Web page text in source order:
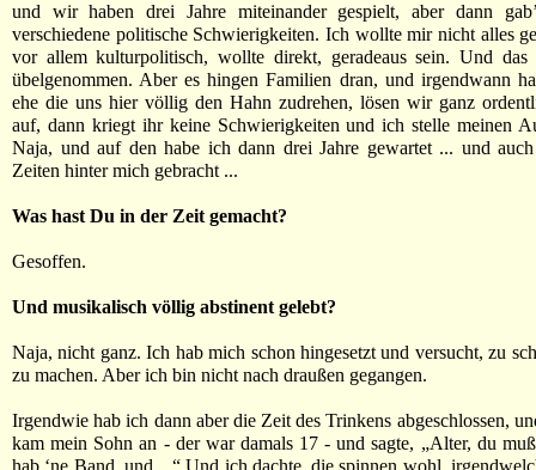
und wir haben drei Jahre miteinander gespielt, aber dann
verschiedene politische Schwierigkeiten. Ich wollte mir nicht alles
vor allem kulturpolitisch, wollte direkt, geradeaus sein. Und
übelgenommen. Aber es hingen Familien dran, und irgendwann
ehe die uns hier völlig den Hahn zudrehen, lösen wir ganz
auf, dann kriegt ihr keine Schwierigkeiten und ich stelle meinen
Naja, und auf den habe ich dann drei Jahre gewartet ... und auch
Zeiten hinter mich gebracht ...
Was hast Du in der Zeit gemacht?
Gesoffen.
Und musikalisch völlig abstinent gelebt?
Naja, nicht ganz. Ich hab mich schon hingesetzt und versucht, zu
zu machen. Aber ich bin nicht nach draußen gegangen.
Irgendwie hab ich dann aber die Zeit des Trinkens abgeschlossen,
kam mein Sohn an - der war damals 17 - und sagte, „Alter, du
hab ‘ne Band, und ...“ Und ich dachte, die spinnen wohl,